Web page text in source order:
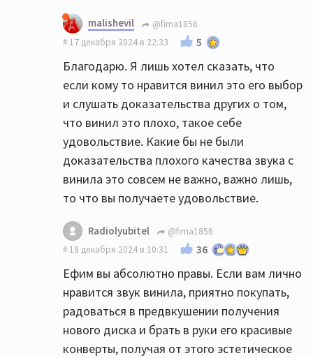
malishevil
@fima1856
17 декабря 2024 в 22:33
5
Благодарю. Я лишь хотел сказать, что
если кому то нравится винил это его выбор
и слушать доказательства других о том,
что винил это плохо, такое себе
удовольствие. Какие бы не были
доказательства плохого качества звука с
винила это совсем не важно, важно лишь,
то что вы получаете удовольствие.
Radiolyubitel
@fima1856
18 декабря 2024 в 10:31
36
Ефим вы абсолютно правы. Если вам лично
нравится звук винила, приятно покупать,
радоваться в предвкушении получения
нового диска и брать в руки его красивые
конверты, получая от этого эстетическое